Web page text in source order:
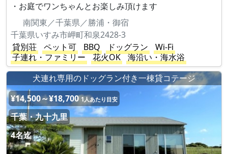
・お庭でワンちゃんとお楽しみ頂けます
南関東／千葉県／勝浦・御宿
千葉県いすみ市岬町和泉2428-3
貸別荘
ペット可 BBQ ドッグラン
Wi-Fi
子連れ・ファミリー
花火OK
海沿い・海水浴
犬連れ専用のドッグラン付き一棟貸コテージ
¥14,500～¥18,700 1人あたり目安
千葉・九十九里
4名迄